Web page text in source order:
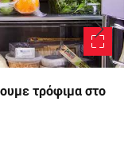
τρόφιμα στο